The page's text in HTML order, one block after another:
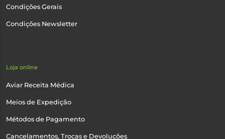
Condições Gerais
Condições Newsletter
Loja online
Aviar Receita Médica
Meios de Expedição
Métodos de Pagamento
Cancelamentos, Trocas e Devoluções